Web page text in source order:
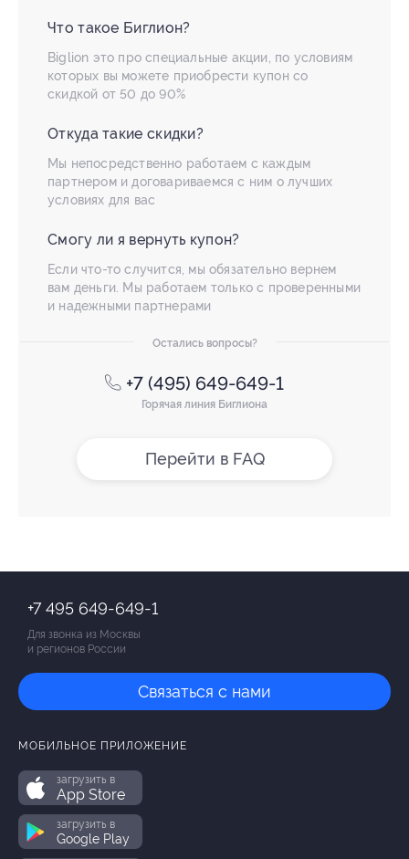
Что такое Биглион?
Biglion это про специальные акции, по условиям
которых вы можете приобрести купон со
скидкой от 50 до 90%
Откуда такие скидки?
Мы непосредственно работаем с каждым
партнером и договариваемся с ним о лучших
условиях для вас
Смогу ли я вернуть купон?
Если что-то случится, мы обязательно вернем
вам деньги. Мы работаем только с проверенными
и надежными партнерами
Остались вопросы?
+7 (495) 649-649-1
Горячая линия Биглиона
Перейти в FAQ
+7 495 649-649-1
Для звонка из Москвы
и регионов России
Связаться с нами
МОБИЛЬНОЕ ПРИЛОЖЕНИЕ
загрузить в
App Store
загрузить в
Google Play